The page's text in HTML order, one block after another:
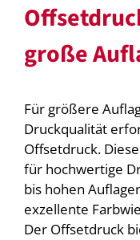
große
Für größere
Druckqualität
Offsetdruck.
für hochwertige
bis hohen
exzellente
Der Offsetdruck